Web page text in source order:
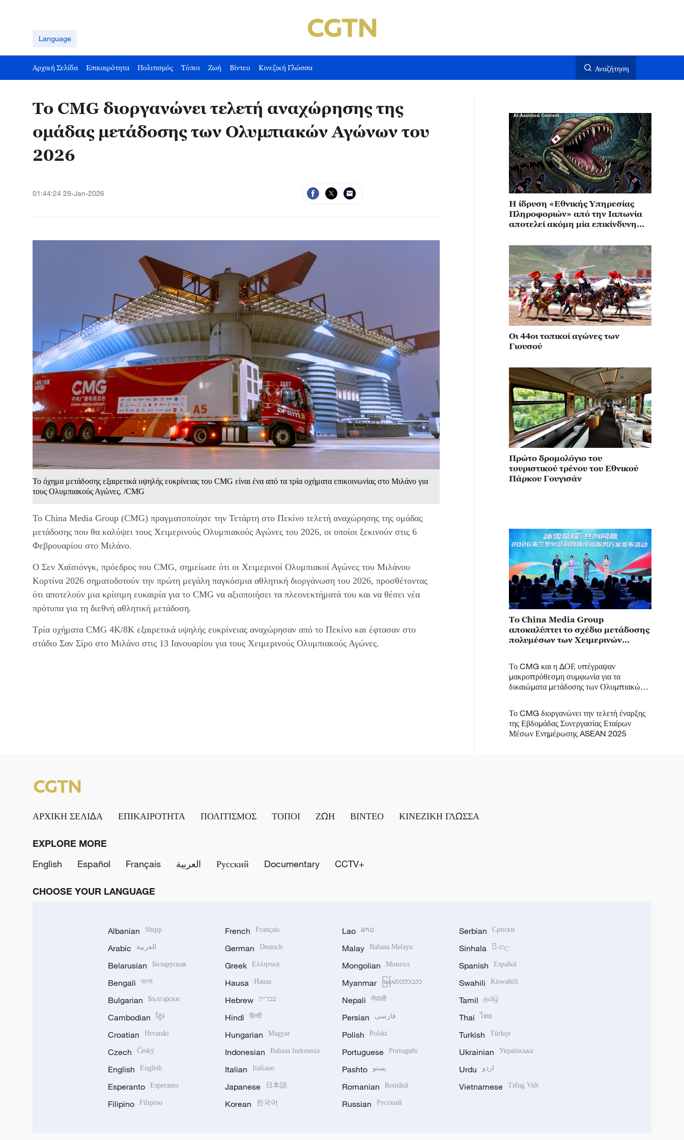
Language
Αρχική Σελίδα Επικαιρότητα Πολιτισμός Τόποι Ζωή Βίντεο Κινεζική Γλώσσα Αναζήτηση
Το CMG διοργανώνει τελετή αναχώρησης της
ομάδας μετάδοσης των Ολυμπιακών Αγώνων του
2026
01:44:24 29-Jan-2026
Το όχημα μετάδοσης εξαιρετικά υψηλής ευκρίνειας του CMG είναι ένα από τα τρία οχήματα επικοινωνίας στο Μιλάνο για
τους Ολυμπιακούς Αγώνες. /CMG
Το China Media Group (CMG) πραγματοποίησε την Τετάρτη στο Πεκίνο τελετή αναχώρησης της ομάδας
μετάδοσης που θα καλύψει τους Χειμερινούς Ολυμπιακούς Αγώνες του 2026, οι οποίοι ξεκινούν στις 6
Φεβρουαρίου στο Μιλάνο.
Ο Σεν Χαϊσιόνγκ, πρόεδρος του CMG, σημείωσε ότι οι Χειμερινοί Ολυμπιακοί Αγώνες του Μιλάνου
Κορτίνα 2026 σηματοδοτούν την πρώτη μεγάλη παγκόσμια αθλητική διοργάνωση του 2026, προσθέτοντας
ότι αποτελούν μια κρίσιμη ευκαιρία για το CMG να αξιοποιήσει τα πλεονεκτήματά του και να θέσει νέα
πρότυπα για τη διεθνή αθλητική μετάδοση.
Τρία οχήματα CMG 4K/8K εξαιρετικά υψηλής ευκρίνειας αναχώρησαν από το Πεκίνο και έφτασαν στο
στάδιο Σαν Σίρο στο Μιλάνο στις 13 Ιανουαρίου για τους Χειμερινούς Ολυμπιακούς Αγώνες.
Η ίδρυση «Εθνικής Υπηρεσίας
Πληροφοριών» από την Ιαπωνία
αποτελεί ακόμη μία επικίνδυνη
μιλιταρισμού
Οι 44οι τοπικοί αγώνες των
Γιουσού
Πρώτο δρομολόγιο του
τουριστικού τρένου του Εθνικού
Πάρκου Γουγισάν
Το China Media Group
αποκαλύπτει το σχέδιο μετάδοσης
πολυμέσων των Χειμερινών
Το CMG και η ΔΟΕ υπέγραψαν
μακροπρόθεσμη συμφωνία για τα
δικαιώματα μετάδοσης των Ολυμπιακών
Το CMG διοργανώνει την τελετή έναρξης
της Εβδομάδας Συνεργασίας Εταίρων
Μέσων Ενημέρωσης ASEAN 2025
ΑΡΧΙΚΗ ΣΕΛΙΔΑ ΕΠΙΚΑΙΡΟΤΗΤΑ ΠΟΛΙΤΙΣΜΟΣ ΤΟΠΟΙ ΖΩΗ ΒΙΝΤΕΟ ΚΙΝΕΖΙΚΗ ΓΛΩΣΣΑ
EXPLORE MORE
English
Español Français العربية Русский Documentary CCTV+
CHOOSE YOUR LANGUAGE
Albanian Shqip
Arabic العربية
Belarusian Беларуская
Bengali বাংলা
Bulgarian Български
Cambodian ខ្មែរ
Croatian Hrvatski
Czech Český
English English
Esperanto Esperanto
Filipino Filipino
French Français
German Deutsch
Greek Ελληνικά
Hausa Hausa
Hebrew עברית
Hindi हिन्दी
Hungarian Magyar
Indonesian Bahasa Indonesia
Italian Italiano
Japanese 日本語
Korean 한국어
Lao ລາວ
Malay Bahasa Melayu
Mongolian Монгол
Myanmar မြန်မာဘာသာ
Nepali नेपाली
Persian فارسی
Polish Polski
Portuguese Português
Pashto پښتو
Romanian Română
Russian Русский
Serbian Српски
Sinhala සිංහල
Spanish Español
Swahili Kiswahili
Tamil தமிழ்
Thai ไทย
Turkish Türkçe
Ukrainian Українська
Urdu اردو
Vietnamese Tiếng Việt